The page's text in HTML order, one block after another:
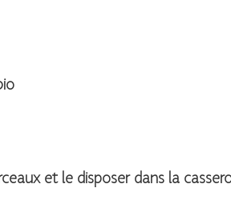
et le disposer dans la